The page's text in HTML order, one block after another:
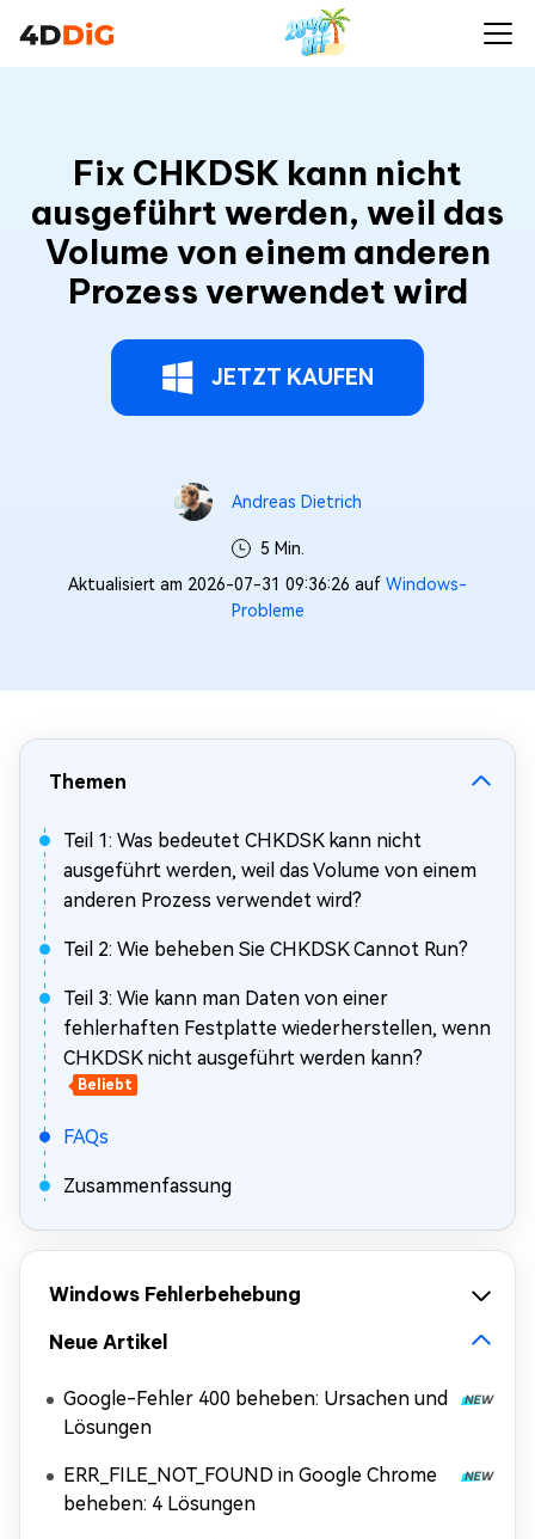
Fix CHKDSK kann nicht
ausgeführt werden, weil das
Volume von einem anderen
Prozess verwendet wird
JETZT KAUFEN
Andreas Dietrich
5 Min.
Aktualisiert am 2026-07-31 09:36:26 auf Windows-
Probleme
Themen
Teil 1: Was bedeutet CHKDSK kann nicht
ausgeführt werden, weil das Volume von einem
anderen Prozess verwendet wird?
Teil 2: Wie beheben Sie CHKDSK Cannot Run?
Teil 3: Wie kann man Daten von einer
fehlerhaften Festplatte wiederherstellen, wenn
CHKDSK nicht ausgeführt werden kann?
Beliebt
FAQs
Zusammenfassung
Windows Fehlerbehebung
Neue Artikel
Google-Fehler 400 beheben: Ursachen und
Lösungen
ERR_FILE_NOT_FOUND in Google Chrome
beheben: 4 Lösungen